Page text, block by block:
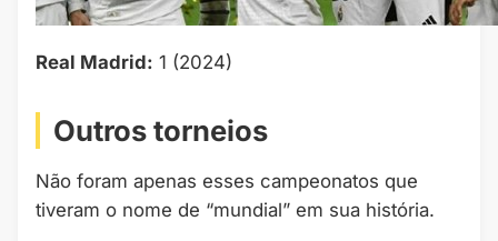
Real Madrid: 1 (2024)
Outros torneios
Não foram apenas esses campeonatos que
tiveram o nome de “mundial” em sua história.